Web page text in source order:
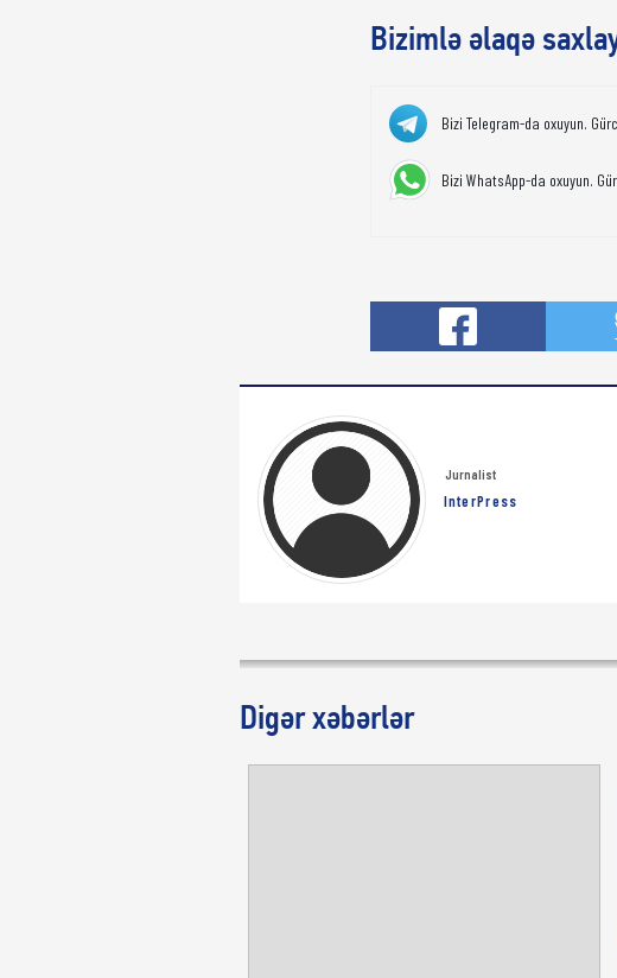
Bizimlə əlaqə
Bizi Telegram-da oxuyun.
Bizi WhatsApp-da oxuyun.
Jurnalist
InterPress
Digər xəbərlər